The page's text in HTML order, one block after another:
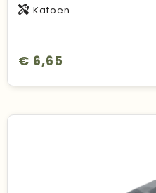
Katoen
€ 6,65